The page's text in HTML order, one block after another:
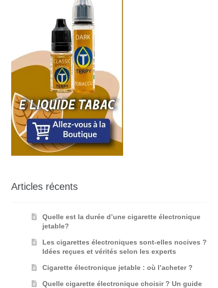
Articles récents
Quelle est la durée d’une cigarette électronique
jetable?
Les cigarettes électroniques sont-elles nocives ?
Idées reçues et vérités selon les experts
Cigarette électronique jetable : où l’acheter ?
Quelle cigarette électronique choisir ? Un guide